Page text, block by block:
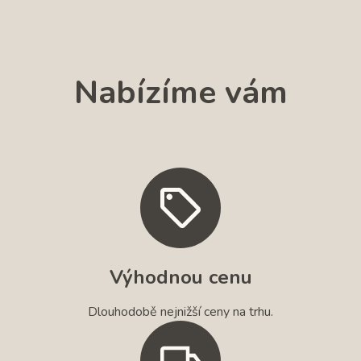
Nabízíme vám
Výhodnou cenu
Dlouhodobě nejnižší ceny na trhu.